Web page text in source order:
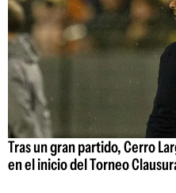
Tras un gran partido, Cerro
en el inicio del Torneo